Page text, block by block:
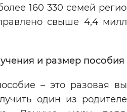
Изображения
Выключены
160 330 семей
свыше 4,4
и размер пособия
– это разовая
один из